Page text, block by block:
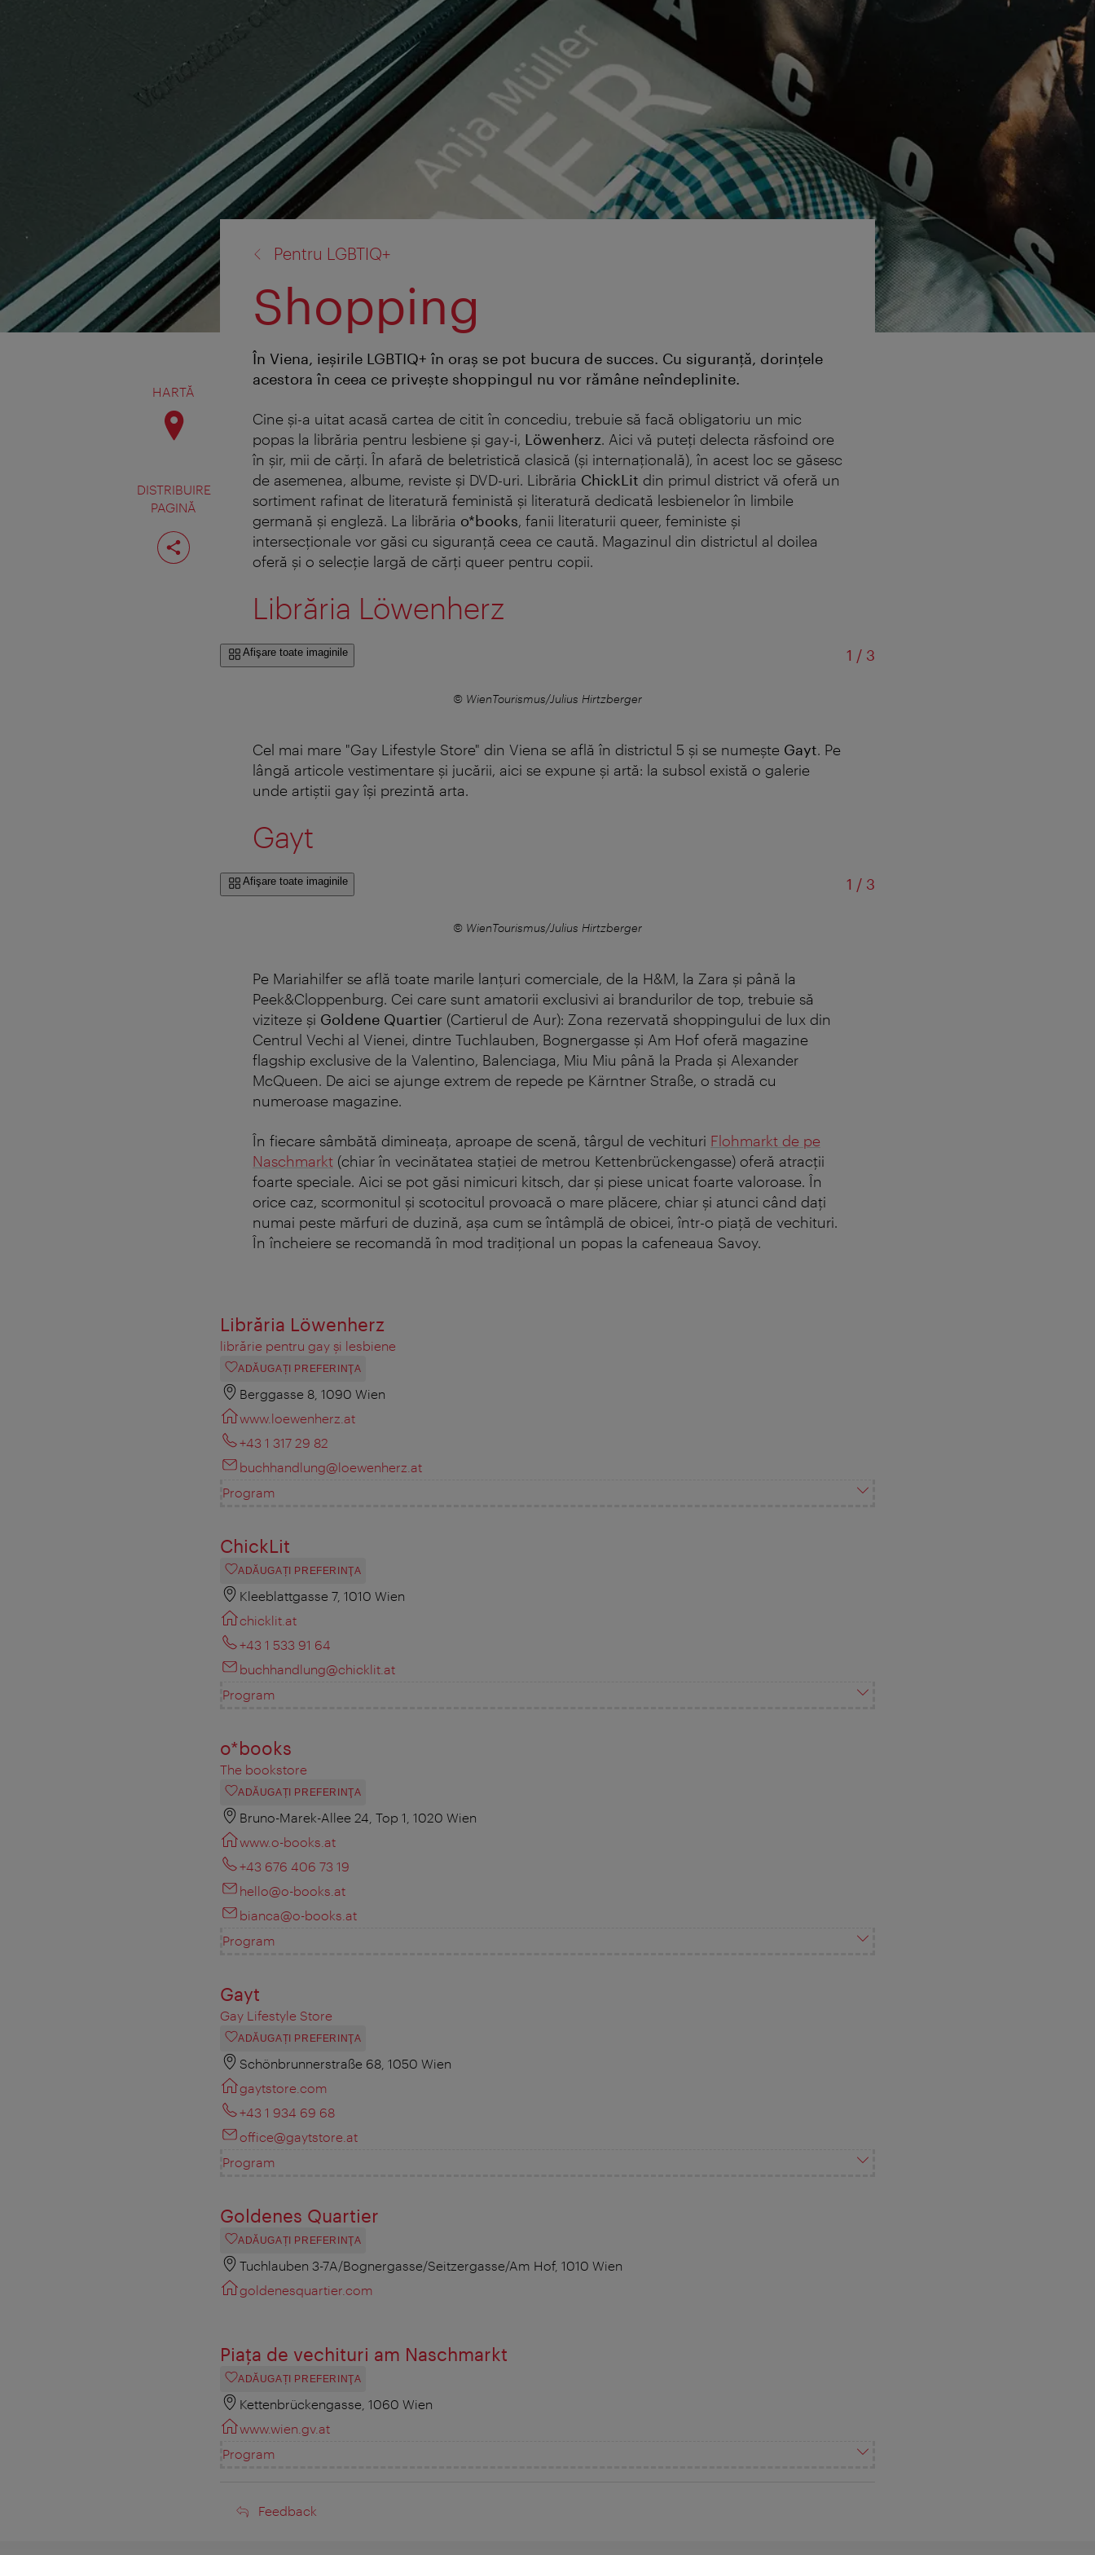
HARTĂ
DISTRIBUIRE
PAGINĂ
Distribuiţi
pagina
Pentru LGBTIQ+
Shopping
În Viena, ieşirile LGBTIQ+ în oraş se pot bucura de succes. Cu siguranţă, dorinţele
acestora în ceea ce priveşte shoppingul nu vor rămâne neîndeplinite.
Cine şi-a uitat acasă cartea de citit în concediu, trebuie să facă obligatoriu un mic
popas la librăria pentru lesbiene şi gay-i, Löwenherz. Aici vă puteţi delecta răsfoind ore
în şir, mii de cărţi. În afară de beletristică clasică (şi internaţională), în acest loc se găsesc
de asemenea, albume, reviste şi DVD-uri. Librăria ChickLit din primul district vă oferă un
sortiment rafinat de literatură feministă şi literatură dedicată lesbienelor în limbile
germană şi engleză. La librăria o*books, fanii literaturii queer, feministe și
intersecționale vor găsi cu siguranță ceea ce caută. Magazinul din districtul al doilea
oferă și o selecție largă de cărți queer pentru copii.
Librăria Löwenherz
Afişare toate imaginile 1 /din
3
© WienTourismus/Julius Hirtzberger
Cel mai mare "Gay Lifestyle Store" din Viena se află în districtul 5 şi se numeşte Gayt. Pe
lângă articole vestimentare şi jucării, aici se expune şi artă: la subsol există o galerie
unde artiştii gay îşi prezintă arta.
Gayt
Afişare toate imaginile 1 /din
3
© WienTourismus/Julius Hirtzberger
Pe Mariahilfer se află toate marile lanţuri comerciale, de la H&M, la Zara şi până la
Peek&Cloppenburg. Cei care sunt amatorii exclusivi ai brandurilor de top, trebuie să
viziteze şi Goldene Quartier (Cartierul de Aur): Zona rezervată shoppingului de lux din
Centrul Vechi al Vienei, dintre Tuchlauben, Bognergasse şi Am Hof oferă magazine
flagship exclusive de la Valentino, Balenciaga, Miu Miu până la Prada şi Alexander
McQueen. De aici se ajunge extrem de repede pe Kärntner Straße, o stradă cu
numeroase magazine.
În fiecare sâmbătă dimineaţa, aproape de scenă, târgul de vechituri Flohmarkt de pe
Naschmarkt (chiar în vecinătatea staţiei de metrou Kettenbrückengasse) oferă atracţii
foarte speciale. Aici se pot găsi nimicuri kitsch, dar şi piese unicat foarte valoroase. În
orice caz, scormonitul şi scotocitul provoacă o mare plăcere, chiar şi atunci când daţi
numai peste mărfuri de duzină, aşa cum se întâmplă de obicei, într-o piaţă de vechituri.
În încheiere se recomandă în mod tradiţional un popas la cafeneaua Savoy.
Librăria Löwenherz
librărie pentru gay şi lesbiene
ADĂUGAȚI PREFERINŢA
Berggasse 8, 1090 Wien
www.loewenherz.at
+43 1 317 29 82
buchhandlung@loewenherz.at
Program
ChickLit
ADĂUGAȚI PREFERINŢA
Kleeblattgasse 7, 1010 Wien
chicklit.at
+43 1 533 91 64
buchhandlung@chicklit.at
Program
o*books
The bookstore
ADĂUGAȚI PREFERINŢA
Bruno-Marek-Allee 24, Top 1, 1020 Wien
www.o-books.at
+43 676 406 73 19
hello@o-books.at
bianca@o-books.at
Program
Gayt
Gay Lifestyle Store
ADĂUGAȚI PREFERINŢA
Schönbrunnerstraße 68, 1050 Wien
gaytstore.com
+43 1 934 69 68
office@gaytstore.at
Program
Goldenes Quartier
ADĂUGAȚI PREFERINŢA
Tuchlauben 3-7A/Bognergasse/Seitzergasse/Am Hof, 1010 Wien
goldenesquartier.com
Piaţa de vechituri am Naschmarkt
ADĂUGAȚI PREFERINŢA
Kettenbrückengasse, 1060 Wien
www.wien.gv.at
Program
Feedback
Feedback